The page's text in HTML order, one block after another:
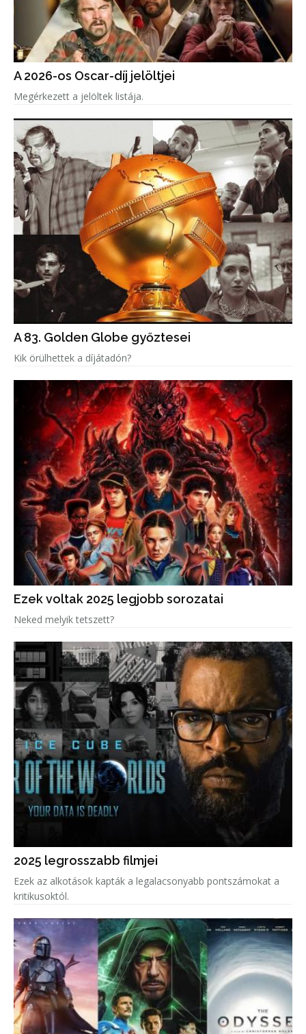
A 2026-os Oscar-díj jelöltjei
Megérkezett a jelöltek listája.
A 83. Golden Globe győztesei
Kik örülhettek a díjátadón?
Ezek voltak 2025 legjobb sorozatai
Neked melyik tetszett?
2025 legrosszabb filmjei
Ezek az alkotások kapták a legalacsonyabb pontszámokat a
kritikusoktól.